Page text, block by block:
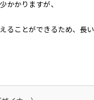
かかりますが、
ることができるため、長